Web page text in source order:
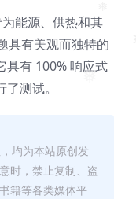
❅
能源、供热和其
具有美观而独特的
具有 100% 响应式
测试。
均为本站原创发
时，禁止复制、盗
籍等各类媒体平